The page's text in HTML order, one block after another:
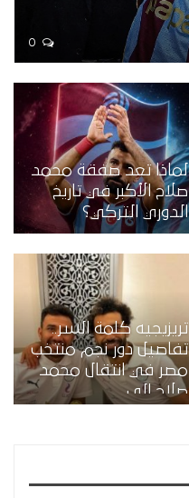
لماذا تعد صفقة محمد
صلاح الأكبر في تاريخ
الدوري التركي؟
تريزيجيه كلمة السر..
تفاصيل دور نجم منتخب
مصر في انتقال محمد
صلاح إلى…